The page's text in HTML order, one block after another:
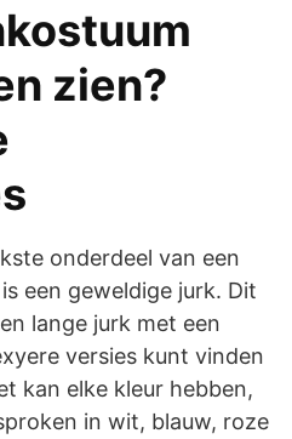
zien?
onderdeel van een
een geweldige jurk. Dit
lange jurk met een
versies kunt vinden
kan elke kleur hebben,
in wit, blauw, roze